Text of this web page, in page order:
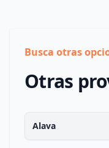
Busca otras
Otras
Alava